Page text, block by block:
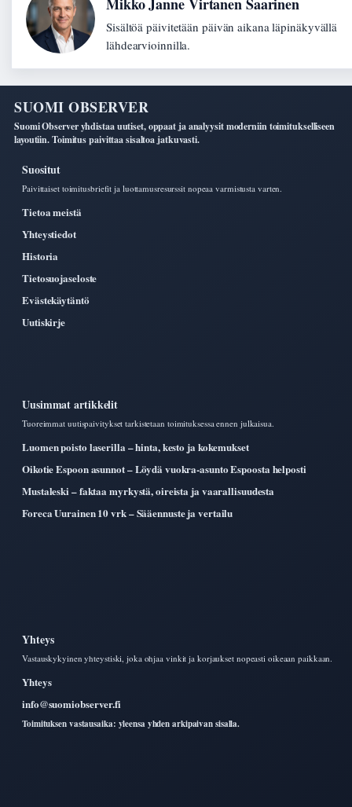
Sisältöä päivitetään päivän aikana läpinäkyvällä
lähdearvioinnilla.
SUOMI OBSERVER
Suomi Observer yhdistaa uutiset, oppaat ja analyysit moderniin toimitukselliseen
layoutiin. Toimitus paivittaa sisaltoa jatkuvasti.
Suositut
Paivittaiset toimitusbriefit ja luottamusresurssit nopeaa varmistusta varten.
Tietoa meistä
Yhteystiedot
Historia
Tietosuojaseloste
Evästekäytäntö
Uutiskirje
Uusimmat artikkelit
Tuoreimmat uutispaivitykset tarkistetaan toimituksessa ennen julkaisua.
Luomen poisto laserilla – hinta, kesto ja kokemukset
Oikotie Espoon asunnot – Löydä vuokra-asunto Espoosta helposti
Mustaleski – faktaa myrkystä, oireista ja vaarallisuudesta
Foreca Uurainen 10 vrk – Sääennuste ja vertailu
Yhteys
Vastauskykyinen yhteystiski, joka ohjaa vinkit ja korjaukset nopeasti oikeaan paikkaan.
Yhteys
info@suomiobserver.fi
Toimituksen vastausaika: yleensa yhden arkipaivan sisalla.